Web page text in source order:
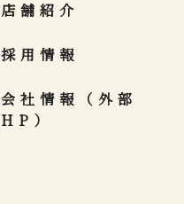
店舗紹介
採用情報
会社情報（外部
HP）